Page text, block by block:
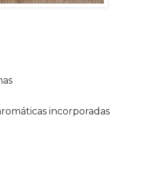
incorporadas